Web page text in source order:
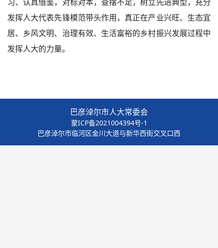
发挥人大代表先锋模范带头作用，真正在产业兴旺、生态宜
居、乡风文明、治理有效、生活富裕的乡村振兴发展过程中
发挥人大的力量。
巴彦淖尔市人大常委会
蒙ICP备2021004394号-1
巴彦淖尔市临河区金川大道与新华西街交叉口西